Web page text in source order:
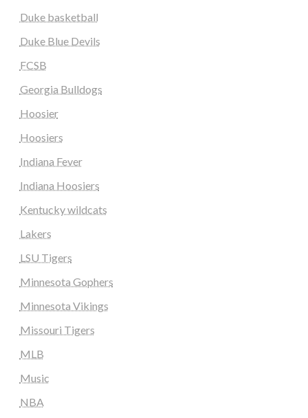
Duke basketball
Duke Blue Devils
FCSB
Georgia Bulldogs
Hoosier
Hoosiers
Indiana Fever
Indiana Hoosiers
Kentucky wildcats
Lakers
LSU Tigers
Minnesota Gophers
Minnesota Vikings
Missouri Tigers
MLB
Music
NBA